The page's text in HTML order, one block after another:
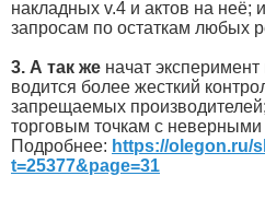
накладных v.4 и актов на неё;
запросам по остаткам любых
3. А так же начат
водится более жесткий
запрещаемых
торговым точкам с
Подробнее: https://olegon.ru/
t=25377&page=31